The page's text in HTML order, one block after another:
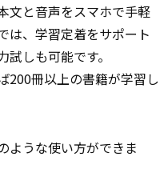
文と音声をスマホで手軽
は、学習定着をサポート
しも可能です。
200冊以上の書籍が学習し
ような使い方ができま